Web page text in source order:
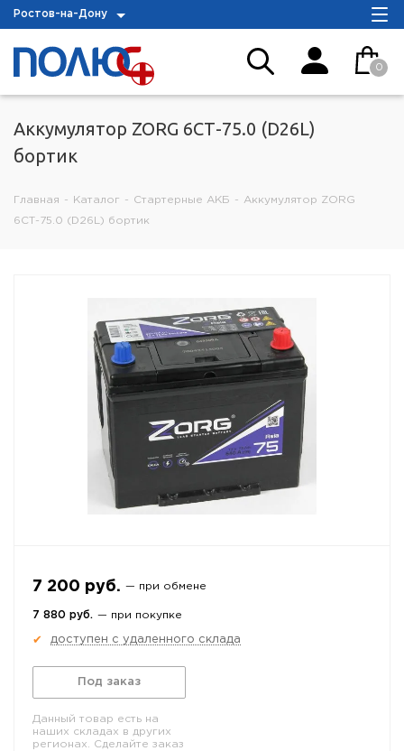
Ростов-на-Дону
0
Аккумулятор ZORG 6СТ-75.0 (D26L)
бортик
Главная - Каталог - Стартерные АКБ - Аккумулятор ZORG
6СТ-75.0 (D26L) бортик
7 200 руб. — при обмене
7 880 руб. — при покупке
✔ доступен с удаленного склада
Под заказ
Данный товар есть на
наших складах в других
регионах. Сделайте заказ